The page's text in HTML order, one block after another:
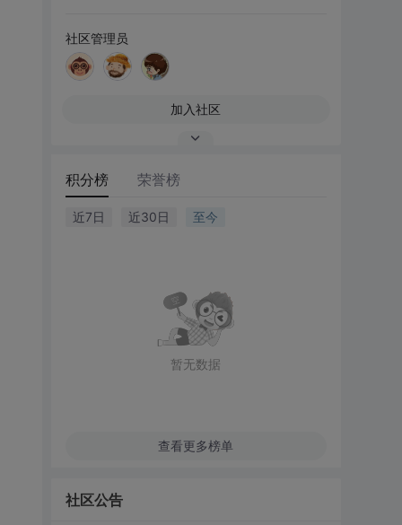
社区管理员
加入社区
积分榜 荣誉榜
近7日 近30日 至今
暂无数据
查看更多榜单
社区公告